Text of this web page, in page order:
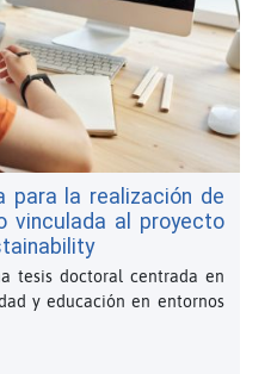
para la realización de
vinculada al proyecto
tesis doctoral centrada en
y educación en entornos